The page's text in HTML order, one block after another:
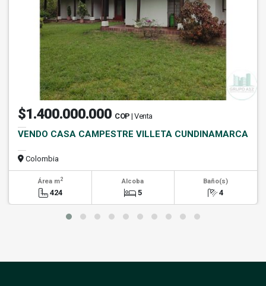
$1.400.000.000 COP | Venta
VENDO CASA CAMPESTRE VILLETA CUNDINAMARCA
Colombia
Área m2
424
Alcoba
5
Baño(s)
4